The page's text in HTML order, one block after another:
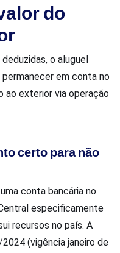
do
o aluguel
em conta no
ao exterior via operação
certo para não
conta bancária no
especificamente
recursos no país. A
(vigência janeiro de